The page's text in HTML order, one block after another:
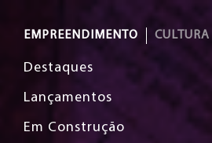
EMPREENDIMENTO CULTURA
Destaques
Lançamentos
Em Construção